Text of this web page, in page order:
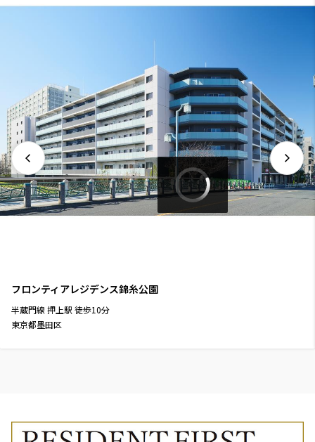
フロンティアレジデンス錦糸公園
半蔵門線 押上駅 徒歩10分
東京都墨田区